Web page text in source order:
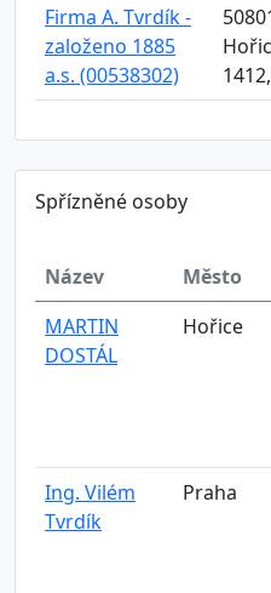
Firma A. Tvrdík -
založeno 1885
a.s. (00538302)
Spřízněné osoby
Název Město
MARTIN
DOSTÁL
Hořice
Ing. Vilém
Tvrdík
Praha